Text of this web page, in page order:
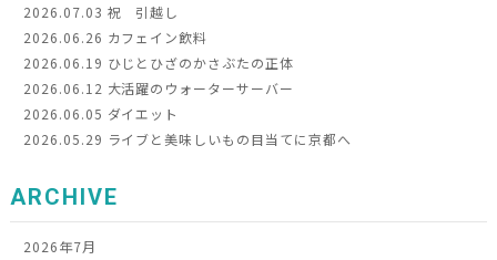
2026.07.03 祝 引越し
2026.06.26 カフェイン飲料
2026.06.19 ひじとひざのかさぶたの正体
2026.06.12 大活躍のウォーターサーバー
2026.06.05 ダイエット
2026.05.29 ライブと美味しいもの目当てに京都へ
ARCHIVE
2026年7月